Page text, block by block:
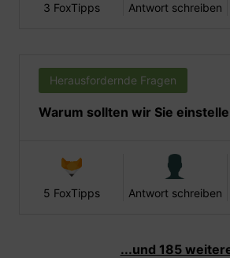
3 FoxTipps Antwort schreiben
Herausfordernde Fragen
Warum sollten wir Sie
5 FoxTipps Antwort schreiben
...und 185